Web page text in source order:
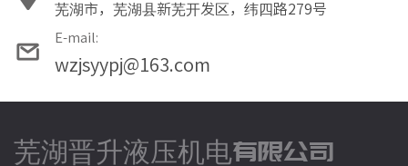
芜湖市，芜湖县新芜开发区，纬四路279号
E-mail:
wzjsyypj@163.com
芜湖晋升液压机电有限公司